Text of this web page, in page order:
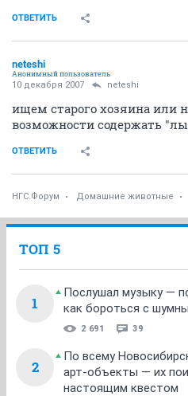
ОТВЕТИТЬ
neteshi
Анонимный пользователь
10 декабря 2007 neteshi
ищем старого хозяина или
возможности содержать
ОТВЕТИТЬ
НГС.Форум Домашние животные
ТОП 5
1
Послушал музыку —
как бороться с
2 691 39
2
По всему
арт-объекты — их
настоящим квестом